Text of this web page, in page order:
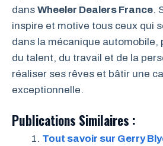
dans Wheeler Dealers France.
inspire et motive tous ceux qui
dans la mécanique automobile,
du talent, du travail et de la
réaliser ses rêves et bâtir une
exceptionnelle.
Publications Similaires :
Tout savoir sur Gerry